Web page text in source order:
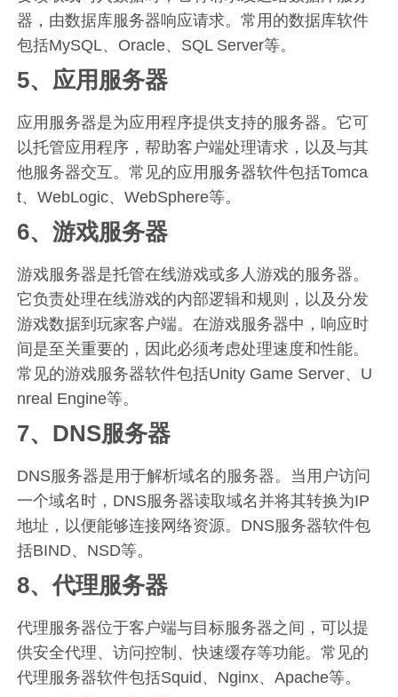
器，由数据库服务器响应请求。常用的数据库软件
包括MySQL、Oracle、SQL Server等。
5、应用服务器
应用服务器是为应用程序提供支持的服务器。它可
以托管应用程序，帮助客户端处理请求，以及与其
他服务器交互。常见的应用服务器软件包括Tomca
t、WebLogic、WebSphere等。
6、游戏服务器
游戏服务器是托管在线游戏或多人游戏的服务器。
它负责处理在线游戏的内部逻辑和规则，以及分发
游戏数据到玩家客户端。在游戏服务器中，响应时
间是至关重要的，因此必须考虑处理速度和性能。
常见的游戏服务器软件包括Unity Game Server、U
nreal Engine等。
7、DNS服务器
DNS服务器是用于解析域名的服务器。当用户访问
一个域名时，DNS服务器读取域名并将其转换为IP
地址，以便能够连接网络资源。DNS服务器软件包
括BIND、NSD等。
8、代理服务器
代理服务器位于客户端与目标服务器之间，可以提
供安全代理、访问控制、快速缓存等功能。常见的
代理服务器软件包括Squid、Nginx、Apache等。